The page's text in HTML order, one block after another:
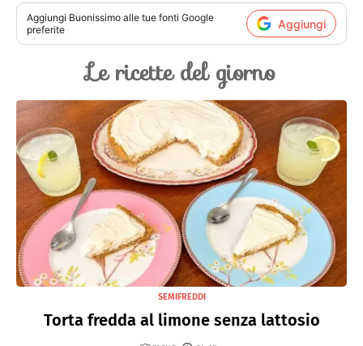
Aggiungi Buonissimo alle tue fonti Google
preferite
Aggiungi
Le ricette del giorno
SEMIFREDDI
Torta fredda al limone senza lattosio